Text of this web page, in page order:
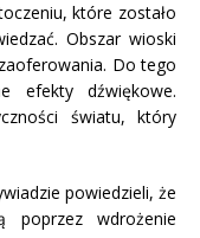
które zostało
Obszar wioski
Do tego
efekty dźwiękowe.
światu, który
powiedzieli, że
poprzez wdrożenie